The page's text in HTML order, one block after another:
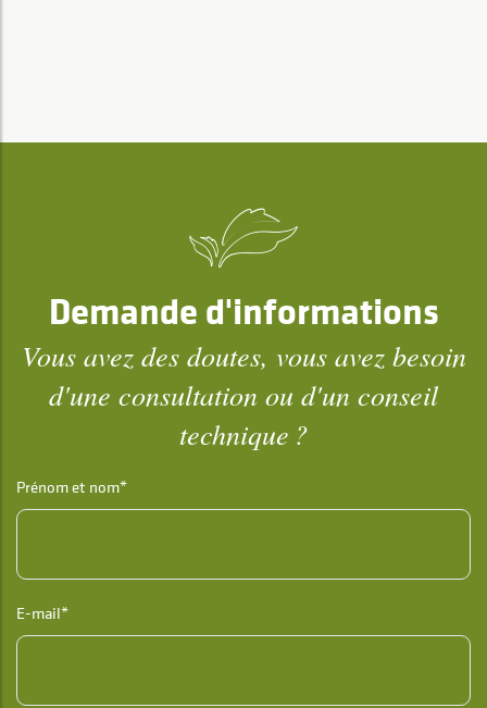
Demande d'informations
Vous avez des doutes, vous avez besoin
d'une consultation ou d'un conseil
technique ?
Prénom et nom*
E-mail*